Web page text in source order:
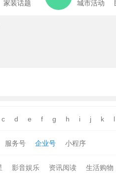
家装话题
城市活动
c d e f g h i j k l
服务号 企业号 小程序
影音娱乐 资讯阅读 生活购物